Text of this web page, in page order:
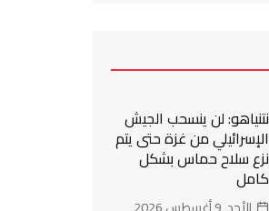
نتنياهو: لن ينسحب الجيش
الإسرائيلي من غزة حتى يتم
نزع سلاح حماس بشكل
كامل